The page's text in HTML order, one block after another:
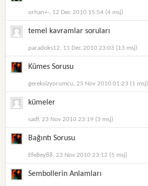
orhan+-, 12 Dec 2010 15:54 (4 msj)
temel kavramlar soruları
paradoks12, 11 Dec 2010 23:03 (13 msj)
Kümes Sorusu
gereksizyorumcu, 25 Nov 2010 01:23 (1 msj)
kümeler
sadf, 23 Nov 2010 23:19 (3 msj)
Bağıntı Sorusu
EfeBey88, 23 Nov 2010 23:12 (5 msj)
Sembollerin Anlamları